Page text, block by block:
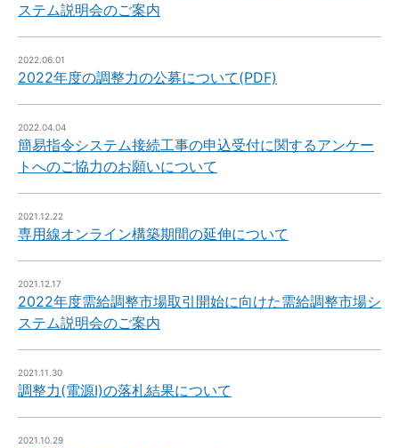
ステム説明会のご案内
2022.06.01
2022年度の調整力の公募について(PDF)
2022.04.04
簡易指令システム接続工事の申込受付に関するアンケー
トへのご協力のお願いについて
2021.12.22
専用線オンライン構築期間の延伸について
2021.12.17
2022年度需給調整市場取引開始に向けた需給調整市場シ
ステム説明会のご案内
2021.11.30
調整力(電源Ⅰ)の落札結果について
2021.10.29